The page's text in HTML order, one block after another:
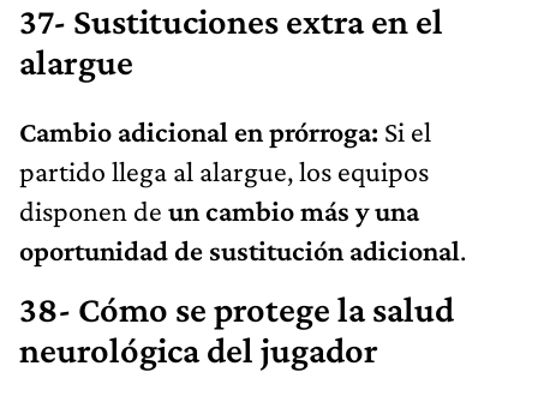
37- Sustituciones extra en el
alargue
Cambio adicional en prórroga: Si el
partido llega al alargue, los equipos
disponen de un cambio más y una
oportunidad de sustitución adicional.
38- Cómo se protege la salud
neurológica del jugador